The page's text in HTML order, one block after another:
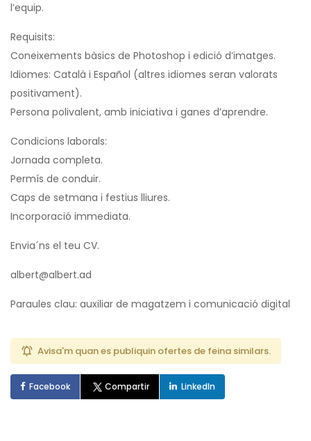
l’equip.
Requisits:
Coneixements bàsics de Photoshop i edició d’imatges.
Idiomes: Català i Español (altres idiomes seran valorats
positivament).
Persona polivalent, amb iniciativa i ganes d’aprendre.
Condicions laborals:
Jornada completa.
Permís de conduir.
Caps de setmana i festius lliures.
Incorporació immediata.
Envia´ns el teu CV.
albert@albert.ad
Paraules clau: auxiliar de magatzem i comunicació digital
Avisa'm quan es publiquin ofertes de feina similars.
Facebook Compartir LinkedIn